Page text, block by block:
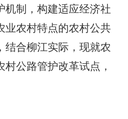
机制，构建适应经济社
业农村特点的农村公共
结合柳江实际，现就农
公路管护改革试点，